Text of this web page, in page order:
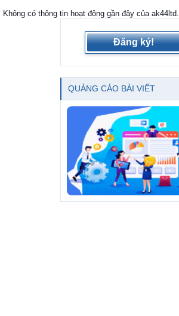
Không có thông tin hoạt động gần đây của ak44ltd.
Đăng ký!
QUẢNG CÁO BÀI VIẾT